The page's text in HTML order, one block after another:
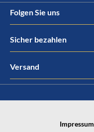
Folgen Sie uns
Sicher bezahlen
Versand
Impressum